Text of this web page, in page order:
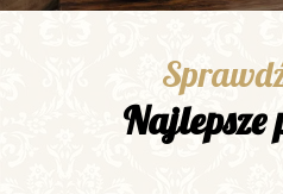
Najlepsze